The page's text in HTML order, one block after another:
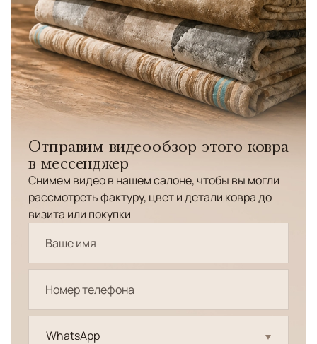
Отправим видеообзор этого ковра
в мессенджер
Снимем видео в нашем салоне, чтобы вы могли
рассмотреть фактуру, цвет и детали ковра до
визита или покупки
WhatsApp